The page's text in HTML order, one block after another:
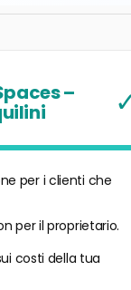
–
per i clienti che
per il proprietario.
costi della tua